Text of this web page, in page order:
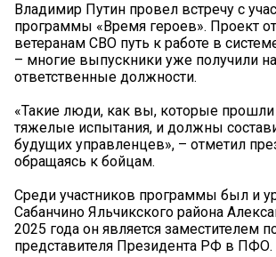
Владимир Путин провел встречу с
программы «Время героев». Проект
ветеранам СВО путь к работе в
– многие выпускники уже получили
ответственные должности.
«Такие люди, как вы, которые прошли
тяжелые испытания, и должны
будущих управленцев», – отметил
обращаясь к бойцам.
Среди участников программы был и
Сабанчино Яльчикского района
2025 года он является заместителем
представителя Президента РФ в ПФО.